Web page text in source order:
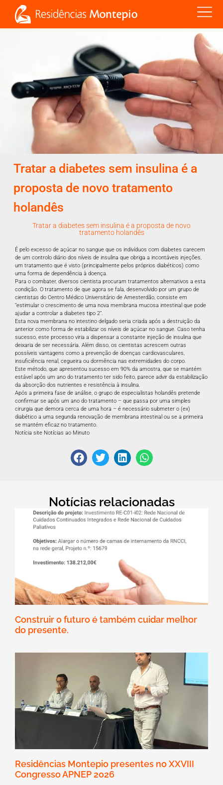
Tratar a diabetes sem insulina é a
proposta de novo tratamento
holandês
Tratar a diabetes sem insulina é a proposta de novo
tratamento holandês
É pelo excesso de açúcar no sangue que os indivíduos com diabetes carecem
de um controlo diário dos níveis de insulina que obriga a incontáveis injeções,
um tratamento que é visto (principalmente pelos próprios diabéticos) como
uma forma de dependência à doença.
Para o combater, diversos cientista procuram tratamentos alternativos a esta
condição. O tratamento de que agora se fala, desenvolvido por um grupo de
cientistas do Centro Médico Universitário de Amesterdão, consiste em
“estimular o crescimento de uma nova membrana mucosa intestinal que pode
ajudar a controlar a diabetes tipo 2”.
Esta nova membrana no intestino delgado seria criada após a destruição da
anterior como forma de estabilizar os níveis de açúcar no sangue. Caso tenha
sucesso, este processo viria a dispensar a constante injeção de insulina que
deixaria de ser necessária. Além disso, os cientistas acrescem outras
possíveis vantagens como a prevenção de doenças cardiovasculares,
insuficiência renal, cegueira ou dormência nas extremidades do corpo.
Este método, que apresentou sucesso em 90% da amostra, que se mantém
estável após um ano do tratamento ter sido feito, parece advir da estabilização
da absorção dos nutrientes e resistência à insulina.
Após a primeira fase de análise, o grupo de especialistas holandês pretende
confirmar se após um ano do tratamento – que passa por uma simples
cirurgia que demora cerca de uma hora – é necessário submeter o (ex)
diabético a uma segunda renovação de membrana intestinal ou se a primeira
se mantém eficaz no tratamento.
Notícia site Notícias ao Minuto
Notícias relacionadas
Construir o futuro é também cuidar melhor
do presente.
Residências Montepio presentes no XXVIII
Congresso APNEP 2026